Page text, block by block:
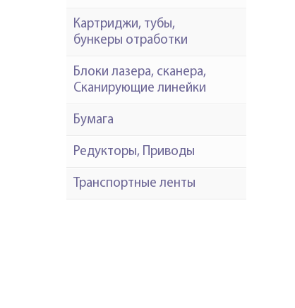
Картриджи, тубы,
бункеры отработки
Блоки лазера, сканера,
Сканирующие линейки
Бумага
Редукторы, Приводы
Транспортные ленты